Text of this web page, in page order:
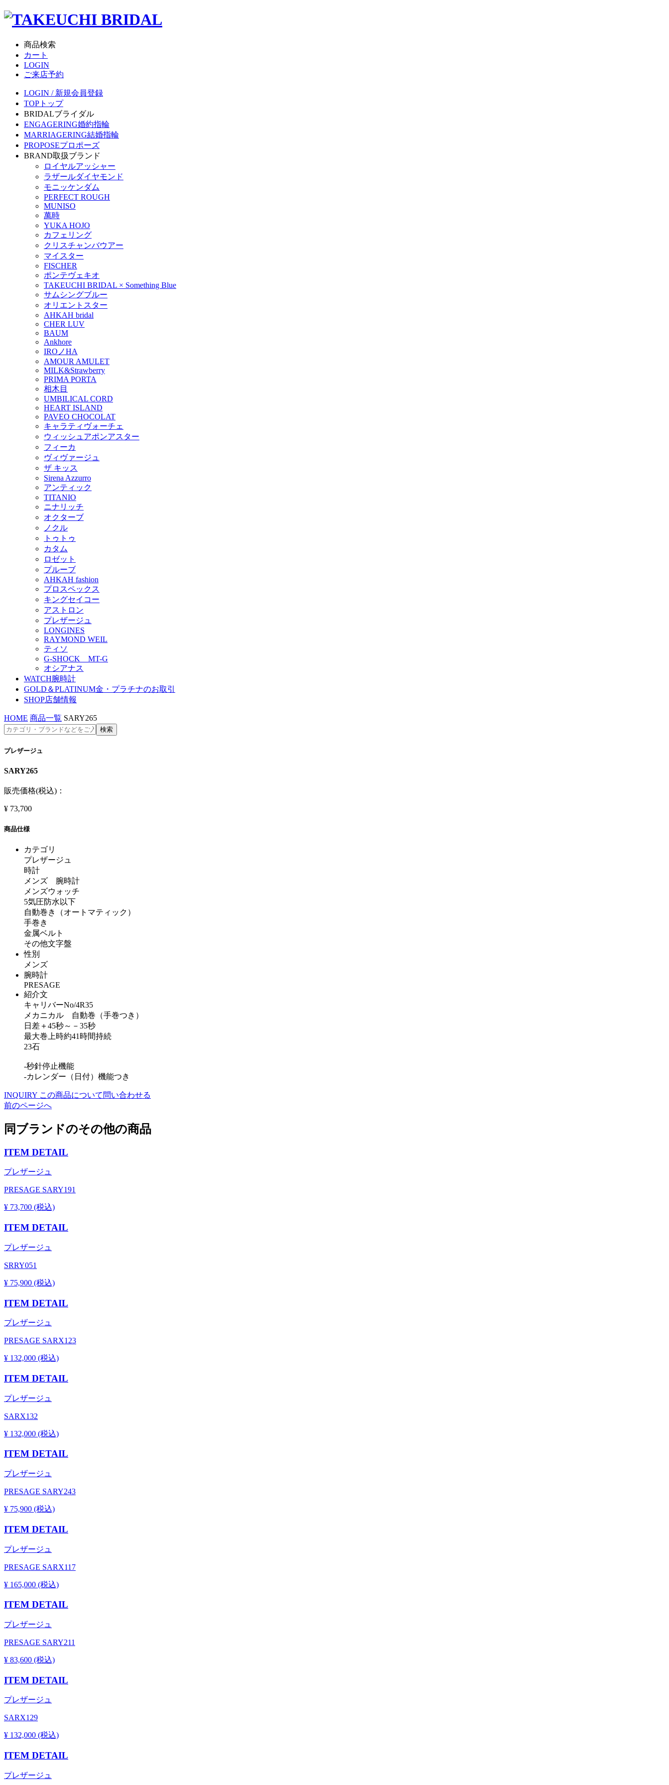
商品検索
カート
LOGIN
ご来店予約
LOGIN / 新規会員登録
TOP トップ
BRIDALブライダル
ENGAGERING婚約指輪
MARRIAGERING結婚指輪
PROPOSEプロポーズ
BRAND取扱ブランド
ロイヤルアッシャー
ラザールダイヤモンド
モニッケンダム
PERFECT ROUGH
MUNISO
萬時
YUKA HOJO
カフェリング
クリスチャンバウアー
マイスター
FISCHER
ポンテヴェキオ
TAKEUCHI BRIDAL × Something Blue
サムシングブルー
オリエントスター
AHKAH bridal
CHER LUV
BAUM
Ankhore
IROノHA
AMOUR AMULET
MILK&Strawberry
PRIMA PORTA
相木目
UMBILICAL CORD
HEART ISLAND
PAVEO CHOCOLAT
キャラティヴォーチェ
ウィッシュアポンアスター
フィーカ
ヴィヴァージュ
ザ キッス
Sirena Azzurro
アンティック
TITANIO
ニナリッチ
オクターブ
ノクル
トゥトゥ
カタム
ロゼット
プルーブ
AHKAH fashion
プロスペックス
キングセイコー
アストロン
プレザージュ
LONGINES
RAYMOND WEIL
ティソ
G-SHOCK MT-G
オシアナス
WATCH腕時計
GOLD＆PLATINUM金・プラチナのお取引
SHOP店舗情報
HOME 商品一覧 SARY265
プレザージュ
SARY265
販売価格(税込)：
¥ 73,700
商品仕様
カテゴリ
プレザージュ
時計
メンズ 腕時計
メンズウォッチ
5気圧防水以下
自動巻き（オートマティック）
手巻き
金属ベルト
その他文字盤
性別
メンズ
腕時計
PRESAGE
紹介文
キャリバーNo/4R35
メカニカル 自動巻（手巻つき）
日差＋45秒～－35秒
最大巻上時約41時間持続
23石
-秒針停止機能
-カレンダー（日付）機能つき
INQUIRY この商品について問い合わせる
前のページへ
同ブランドのその他の商品
ITEM DETAIL
プレザージュ
PRESAGE SARY191
¥ 73,700 (税込)
ITEM DETAIL
プレザージュ
SRRY051
¥ 75,900 (税込)
ITEM DETAIL
プレザージュ
PRESAGE SARX123
¥ 132,000 (税込)
ITEM DETAIL
プレザージュ
SARX132
¥ 132,000 (税込)
ITEM DETAIL
プレザージュ
PRESAGE SARY243
¥ 75,900 (税込)
ITEM DETAIL
プレザージュ
PRESAGE SARX117
¥ 165,000 (税込)
ITEM DETAIL
プレザージュ
PRESAGE SARY211
¥ 83,600 (税込)
ITEM DETAIL
プレザージュ
SARX129
¥ 132,000 (税込)
ITEM DETAIL
プレザージュ